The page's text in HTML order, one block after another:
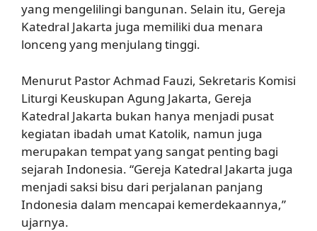
yang mengelilingi bangunan. Selain itu, Gereja
Katedral Jakarta juga memiliki dua menara
lonceng yang menjulang tinggi.
Menurut Pastor Achmad Fauzi, Sekretaris Komisi
Liturgi Keuskupan Agung Jakarta, Gereja
Katedral Jakarta bukan hanya menjadi pusat
kegiatan ibadah umat Katolik, namun juga
merupakan tempat yang sangat penting bagi
sejarah Indonesia. “Gereja Katedral Jakarta juga
menjadi saksi bisu dari perjalanan panjang
Indonesia dalam mencapai kemerdekaannya,”
ujarnya.